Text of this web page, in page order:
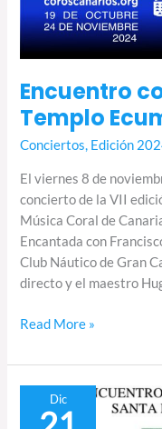
Encuentro
Templo
Conciertos, Edición
El viernes 8 de
concierto de la VII
Música Coral de
Encantada con
Club Náutico de Gran
directo y el maestro
Read More »
Dic
Encuentro
Coral